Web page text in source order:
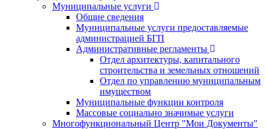
Муниципальные услуги
Общие сведения
Муниципальные услуги предоставляемые
администрацией БГП
Административные регламенты
Отдел архитектуры, капитального
строительства и земельных отношений
Отдел по управлению муниципальным
имуществом
Муниципальные функции контроля
Массовые социально значимые услуги
Многофункциональный Центр "Мои Документы"